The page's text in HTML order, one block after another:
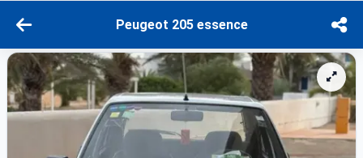
Peugeot 205 essence